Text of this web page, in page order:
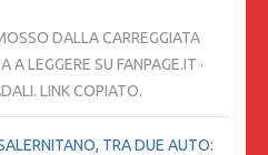
DALLA CARREGGIATA
LEGGERE SU FANPAGE.IT ·
LINK COPIATO.
TRA DUE AUTO: